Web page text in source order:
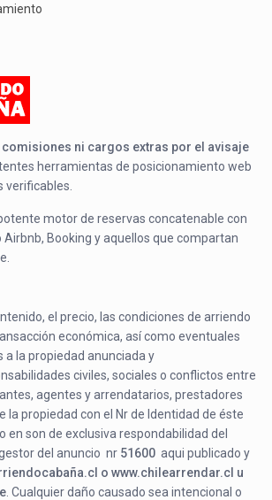
ni cargos extras por el avisaje
herramientas de posicionamiento web
verificables.
motor de reservas concatenable con
Booking y aquellos que compartan
el precio, las condiciones de arriendo
económica, así como eventuales
a la propiedad anunciada y
civiles, sociales o conflictos entre
agentes y arrendatarios, prestadores
la propiedad con el Nr de Identidad de éste
enson de exclusiva respondabilidad del
del anuncio nr 51600 aqui publicado y
o www.chilearrendar.cl u
. Cualquier daño causado sea intencional o